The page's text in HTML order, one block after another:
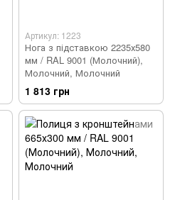
Артикул: 1223
Нога з підставкою 2235х580
мм / RAL 9001 (Молочний),
Молочний, Молочний
1 813 грн